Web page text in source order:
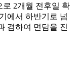
2개월 전후일 확
에서 하반기로 넘
겸하여 면담을 진